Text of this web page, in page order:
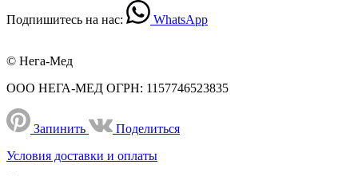
Подпишитесь на нас:
WhatsApp
© Нега-Мед
ООО НЕГА-МЕД ОГРН: 1157746523835
Запинить
Поделиться
Условия доставки и оплаты